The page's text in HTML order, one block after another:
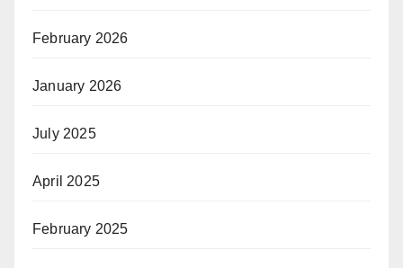
February 2026
January 2026
July 2025
April 2025
February 2025